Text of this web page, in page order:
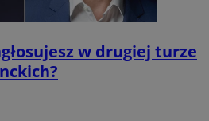
w drugiej turze